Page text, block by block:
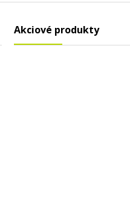
Akciové produkty